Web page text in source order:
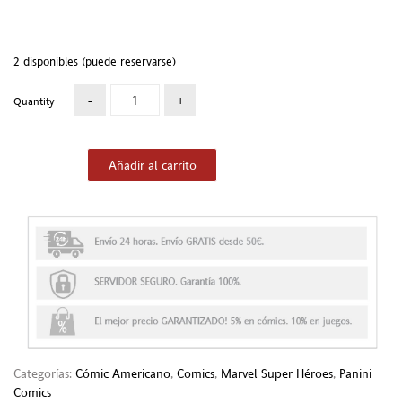
2 disponibles (puede reservarse)
Quantity
Añadir al carrito
Categorías: Cómic Americano, Comics, Marvel Super Héroes, Panini
Comics